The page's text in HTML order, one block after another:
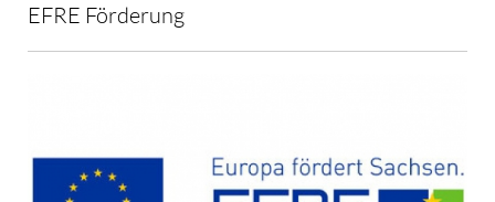
EFRE Förderung